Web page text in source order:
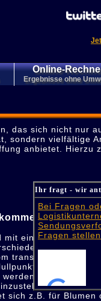
Online-
Ergebnisse ohne
Ihr fragt - wir
Bei Fragen
Fragen stellen.
das sich nicht nur
sondern vielfältige
anbietet. Hierzu
mit der
einem Kühlsystem
transportierten Gut
dass die
So können
sich z.B. für Blumen